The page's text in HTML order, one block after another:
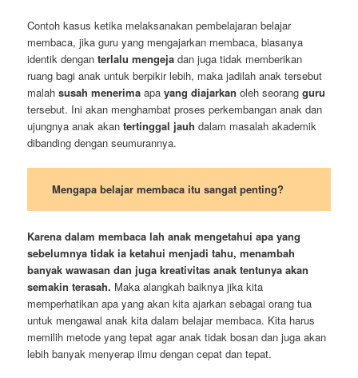
Contoh kasus ketika melaksanakan pembelajaran belajar
membaca, jika guru yang mengajarkan membaca, biasanya
identik denganterlalu mengeja dan juga tidak memberikan
ruang bagi anak untuk berpikir lebih, maka jadilah anak tersebut
malahsusah menerimaapayang diajarkanoleh seorang guru
tersebut. Ini akan menghambat proses perkembangan anak dan
ujungnya anak akantertinggal jauh dalam masalah akademik
dibanding dengan seumurannya.
Mengapa belajar membaca itu sangat penting?
Karena dalam membaca lah anak mengetahui apa yang
sebelumnya tidak ia ketahui menjadi tahu, menambah
banyak wawasan dan juga kreativitas anak tentunya akan
semakin terasah. Maka alangkah baiknya jika kita
memperhatikan apa yang akan kita ajarkan sebagai orang tua
untuk mengawal anak kita dalam belajar membaca. Kita harus
memilih metode yang tepat agar anak tidak bosan dan juga akan
lebih banyak menyerap ilmu dengan cepat dan tepat.